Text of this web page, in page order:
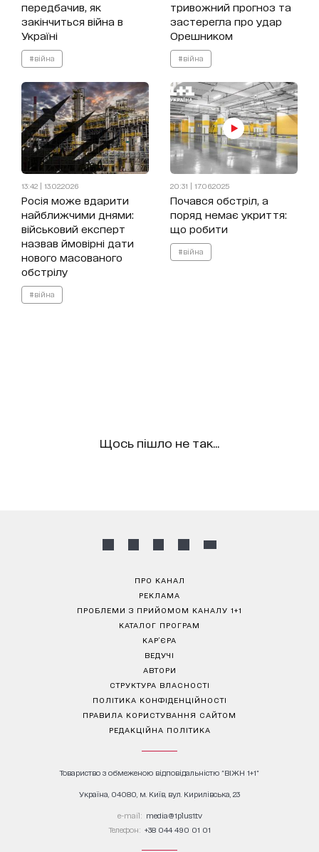
передбачив, як
закінчиться війна в
Україні
#війна
тривожний прогноз та
застерегла про удар
Орешником
#війна
13:42 | 13.02.2026
Росія може вдарити
найближчими днями:
військовий експерт
назвав ймовірні дати
нового масованого
обстрілу
#війна
20:31 | 17.06.2025
Почався обстріл, а
поряд немає укриття:
що робити
#війна
Щось пішло не так...
ПРО КАНАЛ
РЕКЛАМА
ПРОБЛЕМИ З ПРИЙОМОМ КАНАЛУ 1+1
КАТАЛОГ ПРОГРАМ
КАР’ЄРА
ВЕДУЧІ
АВТОРИ
СТРУКТУРА ВЛАСНОСТІ
ПОЛІТИКА КОНФІДЕНЦІЙНОСТІ
ПРАВИЛА КОРИСТУВАННЯ САЙТОМ
РЕДАКЦІЙНА ПОЛІТИКА
Товариство з обмеженою відповідальністю "ВІЖН 1+1"
Україна, 04080, м. Київ, вул. Кирилівська, 23
е-mail: media@1plus1.tv
Телефон: +38 044 490 01 01